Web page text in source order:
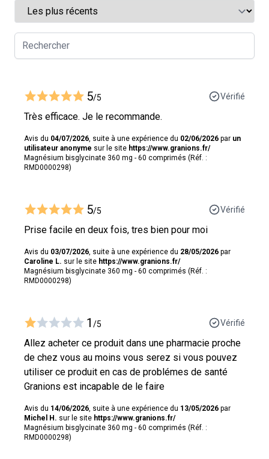
5/5 Vérifié
Très efficace. Je le recommande.
Avis du 04/07/2026 , suite à une expérience du 02/06/2026 par un
utilisateur anonyme sur le site https://www.granions.fr/
Magnésium bisglycinate 360 mg - 60 comprimés (Réf. :
RMD0000298)
5/5 Vérifié
Prise facile en deux fois, tres bien pour moi
Avis du 03/07/2026 , suite à une expérience du 28/05/2026 par
Caroline L. sur le site https://www.granions.fr/
Magnésium bisglycinate 360 mg - 60 comprimés (Réf. :
RMD0000298)
1 /5 Vérifié
Allez acheter ce produit dans une pharmacie proche
de chez vous au moins vous serez si vous pouvez
utiliser ce produit en cas de problémes de santé
Granions est incapable de le faire
Avis du 14/06/2026 , suite à une expérience du 13/05/2026 par
Michel H. sur le site https://www.granions.fr/
Magnésium bisglycinate 360 mg - 60 comprimés (Réf. :
RMD0000298)